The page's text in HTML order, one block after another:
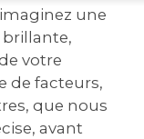
une
brillante,
votre
de facteurs,
que nous
avant